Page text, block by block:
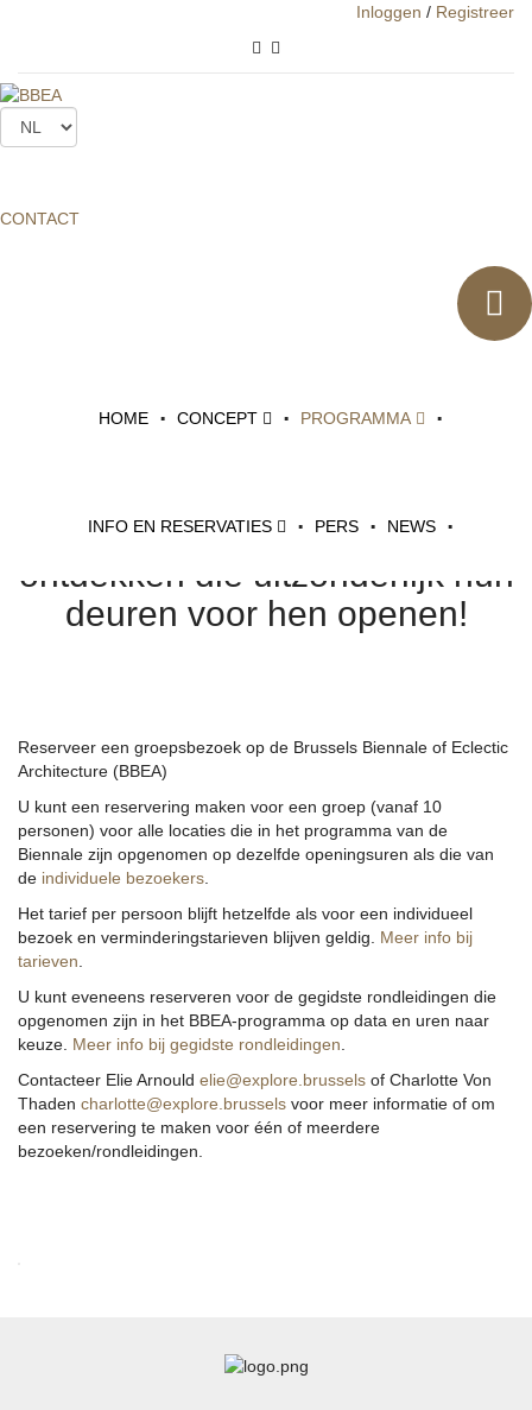
Inloggen / Registreer
CONTACT
HOME CONCEPT PROGRAMMA
INFO EN RESERVATIES PERS NEWS
Groepsbezoek
Het Brussels Biennale of
waardevolle gebouwen te
ontdekken die uitzonderlijk hun
deuren voor hen openen!
Reserveer een groepsbezoek op de Brussels Biennale of Eclectic
Architecture (BBEA)
U kunt een reservering maken voor een groep (vanaf 10
personen) voor alle locaties die in het programma van de
Biennale zijn opgenomen op dezelfde openingsuren als die van
de individuele bezoekers
Het tarief per persoon blijft hetzelfde als voor een individueel
bezoek en verminderingstarieven blijven geldig. Meer info bij
tarieven
U kunt eveneens reserveren voor de gegidste rondleidingen die
opgenomen zijn in het BBEA-programma op data en uren naar
keuze. Meer info bij gegidste rondleidingen
Contacteer Elie Arnould elie@explore.brussels of Charlotte Von
Thaden charlotte@explore.brussels voor meer informatie of om
een reservering te maken voor één of meerdere
bezoeken/rondleidingen.